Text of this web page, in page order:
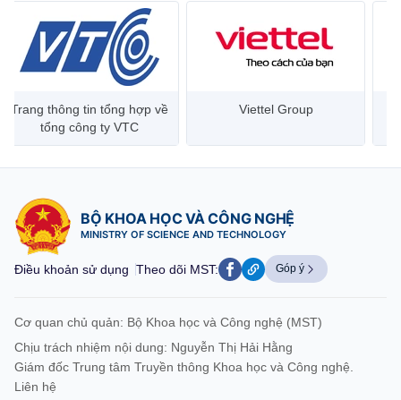
Trang thông tin tổng hợp về
tổng công ty VTC
Viettel Group
BỘ KHOA HỌC VÀ CÔNG NGHỆ
MINISTRY OF SCIENCE AND TECHNOLOGY
Điều khoản sử dụng Theo dõi MST: Góp ý
Cơ quan chủ quản: Bộ Khoa học và Công nghệ (MST)
Chịu trách nhiệm nội dung: Nguyễn Thị Hải Hằng
Giám đốc Trung tâm Truyền thông Khoa học và Công nghệ.
Liên hệ